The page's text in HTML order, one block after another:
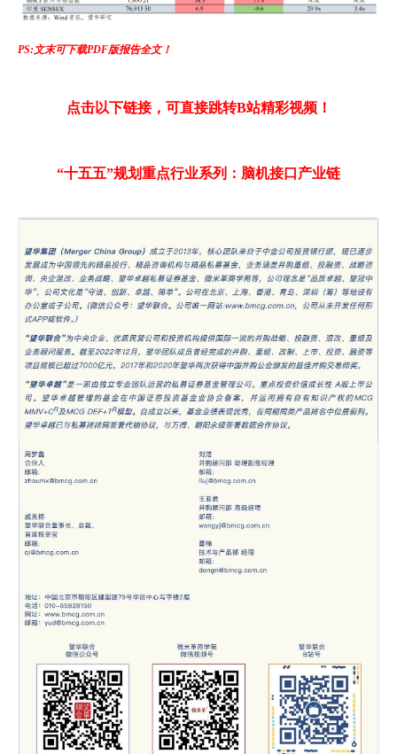
PS:文末可下载PDF版报告全文！
点击以下链接，可直接跳转B站精彩视频！
“十五五”规划重点行业系列：脑机接口产业链